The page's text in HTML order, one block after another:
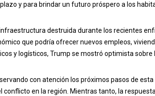
y para brindar un futuro próspero a los
destruida durante los recientes
que podría ofrecer nuevos empleos,
y logísticos, Trump se mostró optimista sobre
con atención los próximos pasos de
en la región. Mientras tanto, la